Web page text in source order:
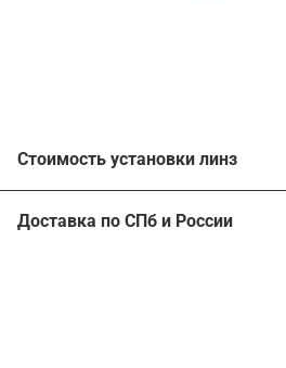
Стоимость установки линз
Расчитать стоимость ваших
Доставка по СПб и России